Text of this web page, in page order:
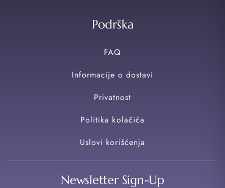
Podrška
FAQ
Informacije o dostavi
Privatnost
Politika kolačića
Uslovi korišćenja
Newsletter Sign-Up